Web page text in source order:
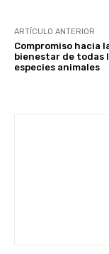
ARTÍCULO ANTERIOR
Compromiso hacia
bienestar de todas
especies animales